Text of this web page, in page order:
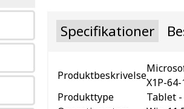
Specifikationer
Produktbeskrivelse
X1P-64-
Produkttype
Tablet